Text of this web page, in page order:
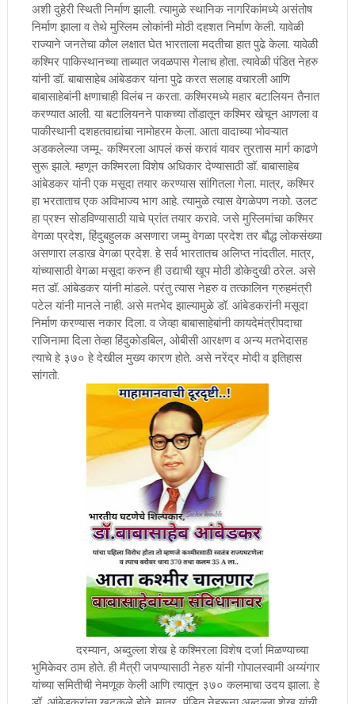
अशी दुहेरी स्थिती निर्माण झाली. त्यामुळे स्थानिक नागरिकांमध्ये असंतोष
निर्माण झाला व तेथे मुस्लिम लोकांनी मोठी दहशत निर्माण केली. यावेळी
राज्याने जनतेचा काैल लक्षात घेत भारताला मदतीचा हात पुढे केला. यावेळी
कश्मिर पाकिस्थानच्या ताब्यात जवळपास गेलाच होता. त्यावेळी पंडित नेहरु
यांनी डॉ. बाबासाहेब आंबेडकर यांना पुढे करत सलाह वचारली आणि
बाबासाहेबांनी क्षणाचाही विलंब न करता. कश्मिरमध्ये महार बटालियन तैनात
करण्यात आली. या बटालियनने पाकच्या तोंडातून कश्मिर खेचून आणला व
पाकीस्थानी दशहतवाद्यांचा नामोहरम केला. आता वादाच्या भोवऱ्यात
अडकलेल्या जम्मू- कश्मिरला आपलं कसं करावं यावर तुरतास मार्ग काढणे
सुरू झाले. म्हणून कश्मिरला विशेष अधिकार देण्यासाठी डॉ. बाबासाहेब
आंबेडकर यांनी एक मसूदा तयार करण्यास सांगितला गेला. मात्र, कश्मिर
हा भरताताच एक अविभाज्य भाग आहे. त्यामुळे त्यास वेगळेपण नको. उलट
हा प्रश्न सोडविण्यासाठी याचे प्रांत तयार करावे. जसे मुस्लिमांचा कश्मिर
वेगळा प्रदेश, हिंदुबहुलक असणारा जम्मु वेगळा प्रदेश तर बौद्ध लोकसंख्या
असणारा लडाख वेगळा प्रदेश. हे सर्व भारतातच अलिप्त नांदतील. मात्र,
यांच्यासाठी वेगळा मसूदा करुन ही उद्याची खूप मोठी डोकेदुखी ठरेल. असे
मत डॉ. आंबेडकर यांनी मांडले. परंतु त्यास नेहरु व तत्कालिन ग्रुहमंत्री
पटेल यांनी मानले नाही. असे मतभेद झाल्यामुळे डॉ. आंबेडकरांनी मसूदा
निर्माण करण्यास नकार दिला. व जेव्हा बाबासाहेबांनी कायदेमंत्रीपदाचा
राजिनामा दिला तेव्हा हिंदुकोडबिल, ओबीसी आरक्षण व अन्य मतभेदासह
त्याचे हे ३७० हे देखील मुख्य कारण होते. असे नरेंद्र मोदी व इतिहास
सांगतो.
दरम्यान, अब्दुल्ला शेख हे कश्मिरला विशेष दर्जा मिळण्याच्या
भुमिकेवर ठाम होते. ही मैत्री जपण्यासाठी नेहरु यांनी गोपालस्वामी अय्यंगार
यांच्या समितीची नेमणूक केली आणि त्यातून ३७० कलमाचा उदय झाला. हे